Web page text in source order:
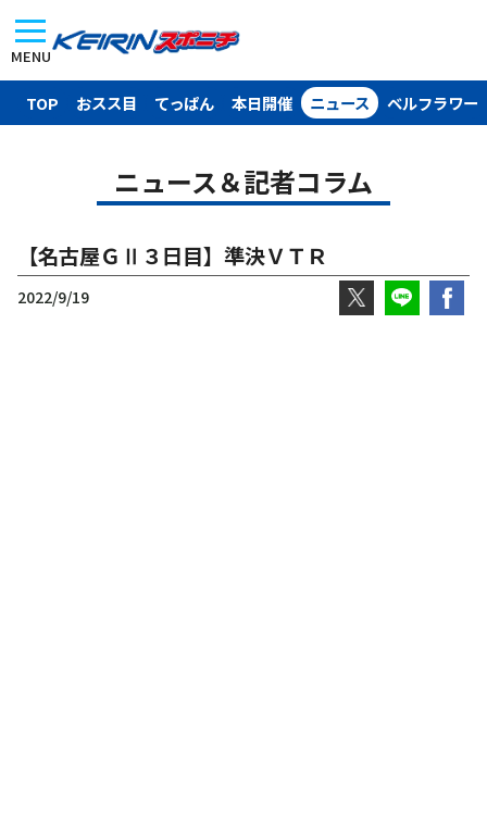
MENU
TOP おスス目 てっぱん 本日開催 ニュース ベルフラワー
ニュース＆記者コラム
【名古屋ＧⅡ３日目】準決ＶＴＲ
2022/9/19